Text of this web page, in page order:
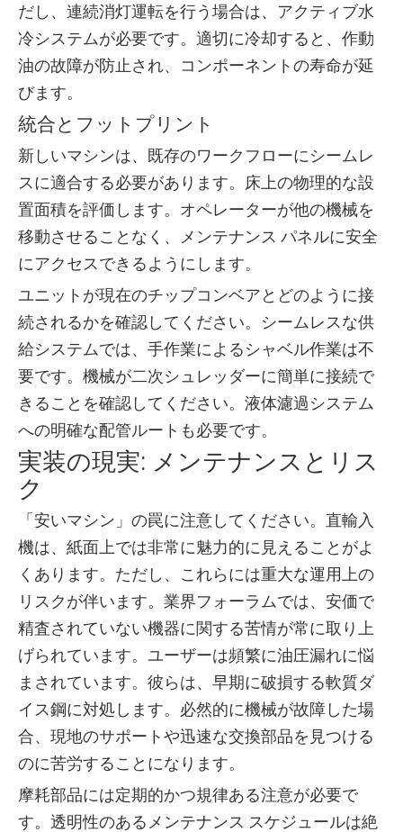
だし、連続消灯運転を行う場合は、アクティブ水
冷システムが必要です。適切に冷却すると、作動
油の故障が防止され、コンポーネントの寿命が延
びます。
統合とフットプリント
新しいマシンは、既存のワークフローにシームレ
スに適合する必要があります。床上の物理的な設
置面積を評価します。オペレーターが他の機械を
移動させることなく、メンテナンス パネルに安全
にアクセスできるようにします。
ユニットが現在のチップコンベアとどのように接
続されるかを確認してください。シームレスな供
給システムでは、手作業によるシャベル作業は不
要です。機械が二次シュレッダーに簡単に接続で
きることを確認してください。液体濾過システム
への明確な配管ルートも必要です。
実装の現実: メンテナンスとリス
ク
「安いマシン」の罠に注意してください。直輸入
機は、紙面上では非常に魅力的に見えることがよ
くあります。ただし、これらには重大な運用上の
リスクが伴います。業界フォーラムでは、安価で
精査されていない機器に関する苦情が常に取り上
げられています。ユーザーは頻繁に油圧漏れに悩
まされています。彼らは、早期に破損する軟質ダ
イス鋼に対処します。必然的に機械が故障した場
合、現地のサポートや迅速な交換部品を見つける
のに苦労することになります。
摩耗部品には定期的かつ規律ある注意が必要で
す。透明性のあるメンテナンス スケジュールは絶